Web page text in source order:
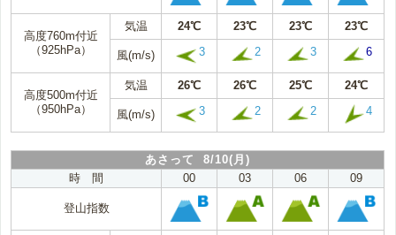
高度760m付近
（925hPa）
気温 24℃ 23℃ 23℃ 23℃
風(m/s) 3 2 3 6
高度500m付近
（950hPa）
気温 26℃ 26℃ 25℃ 24℃
風(m/s) 3 2 2 4
あさって 8/10(月)
時 間
00 03 06 09
登山指数